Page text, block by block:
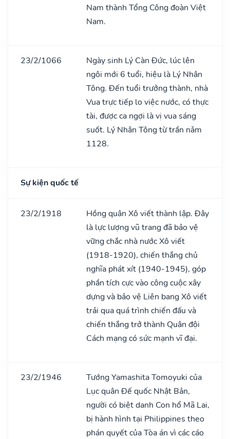
Nam thành Tổng Công đoàn Việt
Nam.
23/2/1066
Ngày sinh Lý Càn Đức, lúc lên
ngôi mới 6 tuổi, hiệu là Lý Nhân
Tông. Đến tuổi trưởng thành, nhà
Vua trực tiếp lo việc nước, có thực
tài, được ca ngợi là vị vua sáng
suốt. Lý Nhân Tông từ trần nǎm
1128.
Sự kiện quốc tế
23/2/1918
Hồng quân Xô viết thành lập. Đây
là lực lượng vũ trang đã bảo vệ
vững chắc nhà nước Xô viết
(1918-1920), chiến thắng chủ
nghĩa phát xít (1940-1945), góp
phần tích cực vào công cuộc xây
dựng và bảo vệ Liên bang Xô viết
trải qua quá trình chiến đấu và
chiến thắng trở thành Quân đội
Cách mạng có sức mạnh vĩ đại.
23/2/1946
Tướng Yamashita Tomoyuki của
Lục quân Đế quốc Nhật Bản,
người có biệt danh Con hổ Mã Lai,
bị hành hình tại Philippines theo
phán quyết của Tòa án vì các cáo